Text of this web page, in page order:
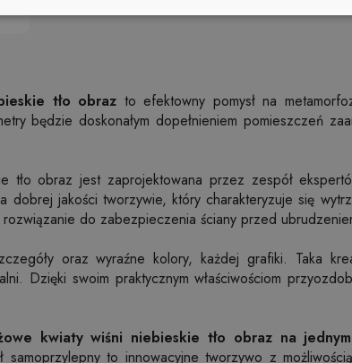
tło obraz to efektowny pomysł na
będzie doskonałym dopełnieniem pomieszczeń
tło obraz jest zaprojektowana przez zespół
jakości tworzywie, który charakteryzuje się
do zabezpieczenia ściany przed
oraz wyraźne kolory, każdej grafiki. Taka
Dzięki swoim praktycznym właściwościom
kwiaty wiśni niebieskie tło obraz na
samoprzylepny to innowacyjne tworzywo z